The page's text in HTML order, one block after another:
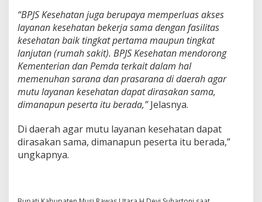
“BPJS Kesehatan juga berupaya memperluas akses
layanan kesehatan bekerja sama dengan fasilitas
kesehatan baik tingkat pertama maupun tingkat
lanjutan (rumah sakit). BPJS Kesehatan mendorong
Kementerian dan Pemda terkait dalam hal
memenuhan sarana dan prasarana di daerah agar
mutu layanan kesehatan dapat dirasakan sama,
dimanapun peserta itu berada,”Jelasnya.
Di daerah agar mutu layanan kesehatan dapat
dirasakan sama, dimanapun peserta itu berada,”
ungkapnya.